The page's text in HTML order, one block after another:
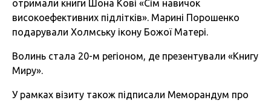
отримали книги Шона Кові «Сім навичок
високоефективних підлітків». Марині Порошенко
подарували Холмську ікону Божої Матері.
Волинь стала 20-м регіоном, де презентували «Книгу
Миру».
У рамках візиту також підписали Меморандум про